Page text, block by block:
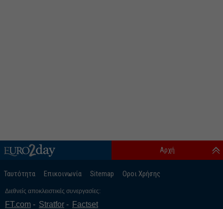
Ταυτότητα Επικοινωνία Sitemap Οροι Χρήσης
Αρχή
Διεθνείς αποκλειστικές συνεργασίες:
FT.com Stratfor Factset